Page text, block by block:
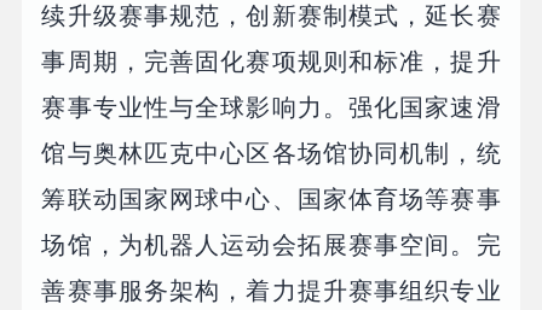
续升级赛事规范，创新赛制模式，延长赛
事周期，完善固化赛项规则和标准，提升
赛事专业性与全球影响力。强化国家速滑
馆与奥林匹克中心区各场馆协同机制，统
筹联动国家网球中心、国家体育场等赛事
场馆，为机器人运动会拓展赛事空间。完
善赛事服务架构，着力提升赛事组织专业